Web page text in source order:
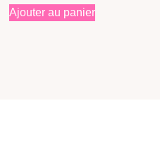
Ajouter au panier